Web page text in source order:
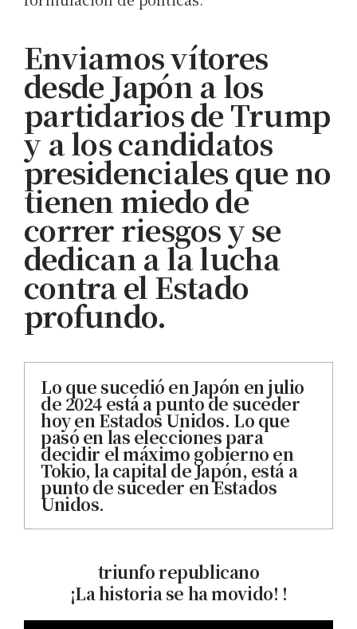
Enviamos vítores
desde Japón a los
partidarios de Trump
y a los candidatos
presidenciales que no
tienen miedo de
correr riesgos y se
dedican a la lucha
contra el Estado
profundo.
Lo que sucedió en Japón en julio
de 2024 está a punto de suceder
hoy en Estados Unidos. Lo que
pasó en las elecciones para
decidir el máximo gobierno en
Tokio, la capital de Japón, está a
punto de suceder en Estados
Unidos.
triunfo republicano
¡La historia se ha movido! !